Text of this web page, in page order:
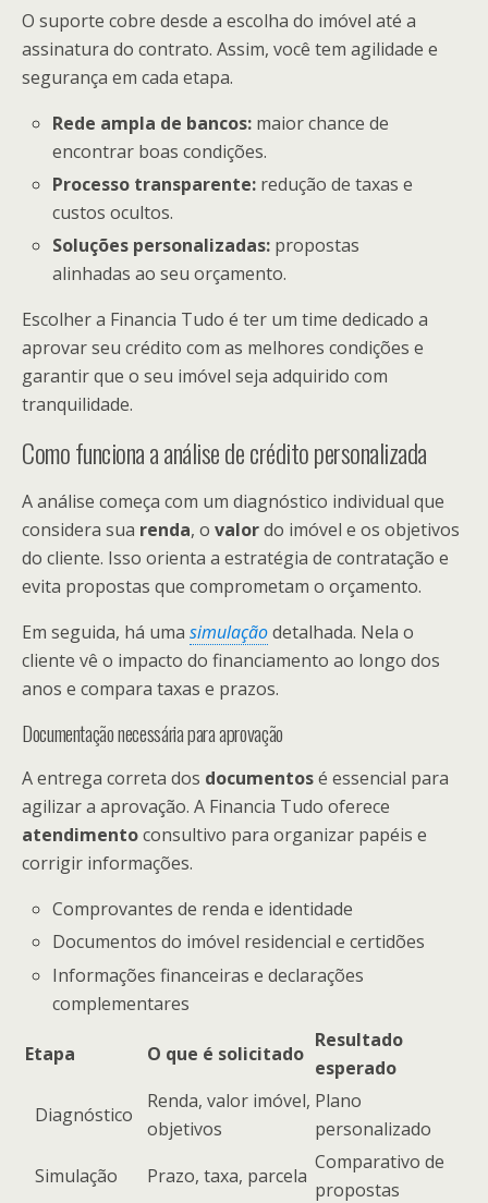
O suporte cobre desde a escolha do imóvel até a
assinatura do contrato. Assim, você tem agilidade e
segurança em cada etapa.
Rede ampla de bancos: maior chance de
encontrar boas condições.
Processo transparente: redução de taxas e
custos ocultos.
Soluções personalizadas: propostas
alinhadas ao seu orçamento.
Escolher a Financia Tudo é ter um time dedicado a
aprovar seu crédito com as melhores condições e
garantir que o seu imóvel seja adquirido com
tranquilidade.
Como funciona a análise de crédito personalizada
A análise começa com um diagnóstico individual que
considera sua renda, o valordo imóvel e os objetivos
do cliente. Isso orienta a estratégia de contratação e
evita propostas que comprometam o orçamento.
Em seguida, há uma simulaçãodetalhada. Nela o
cliente vê o impacto do financiamento ao longo dos
anos e compara taxas e prazos.
Documentação necessária para aprovação
A entrega correta dos documentosé essencial para
agilizar a aprovação. A Financia Tudo oferece
atendimentoconsultivo para organizar papéis e
corrigir informações.
Comprovantes de renda e identidade
Documentos do imóvel residencial e certidões
Informações financeiras e declarações
complementares
Etapa O que é solicitado
Resultado
esperado
Diagnóstico
Renda, valor imóvel,
objetivos
Plano
personalizado
Simulação
Prazo, taxa, parcela
Comparativo de
propostas